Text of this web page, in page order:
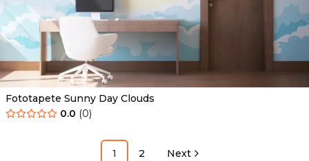
Fototapete Sunny Day Clouds
0.0 (0)
1 2 Next